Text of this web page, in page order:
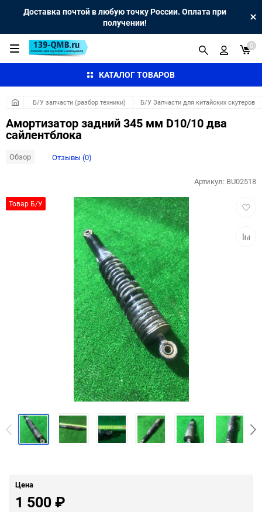
Доставка почтой в любую точку России. Оплата при
получении!
КАТАЛОГ ТОВАРОВ
0
Б/У запчасти (разбор техники) Б/У Запчасти для китайских скутеров
Амортизатор задний 345 мм D10/10 два
сайлентблока
Обзор Отзывы (0)
Товар Б/У
Артикул: BU02518
Цена
1 500₽